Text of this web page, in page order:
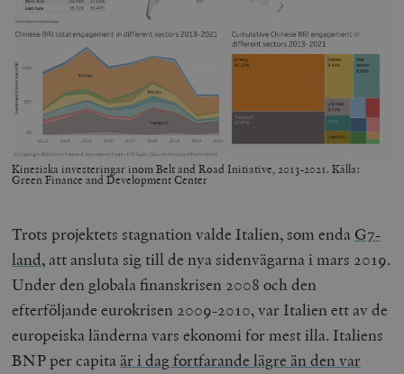
Kinesiska investeringar inom Belt and Road Initiative, 2013-2021. Källa:
Green Finance and Development Center
Trots projektets stagnation valde Italien, som enda G7-
land, att ansluta sig till de nya sidenvägarna i mars 2019.
Under den globala finanskrisen 2008 och den
efterföljande eurokrisen 2009-2010, var Italien ett av de
europeiska länderna vars ekonomi for mest illa. Italiens
BNP per capita är i dag fortfarande lägre än den var